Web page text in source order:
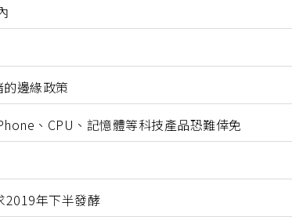
邊緣政策
、CPU、記憶體等科技產品恐難倖免
年下半發酵